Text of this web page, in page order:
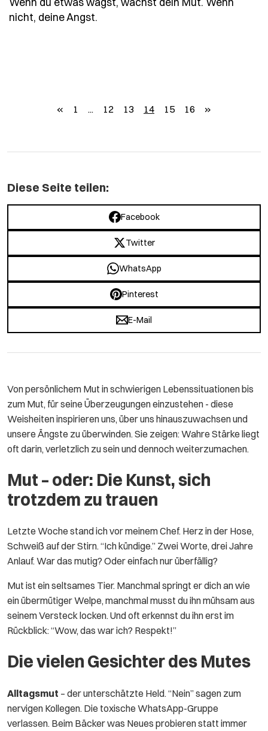
nicht, deine Angst.
« zurück
1 ... 12 13 14 15 16 »
Diese Seite teilen:
Facebook
Twitter
WhatsApp
Pinterest
E-Mail
Von persönlichem Mut in schwierigen Lebenssituationen bis
zum Mut, für seine Überzeugungen einzustehen - diese
Weisheiten inspirieren uns, über uns hinauszuwachsen und
unsere Ängste zu überwinden. Sie zeigen: Wahre Stärke liegt
oft darin, verletzlich zu sein und dennoch weiterzumachen.
Mut – oder: Die Kunst, sich
trotzdem zu trauen
Letzte Woche stand ich vor meinem Chef. Herz in der Hose,
Schweiß auf der Stirn. “Ich kündige.” Zwei Worte, drei Jahre
Anlauf. War das mutig? Oder einfach nur überfällig?
Mut ist ein seltsames Tier. Manchmal springt er dich an wie
ein übermütiger Welpe, manchmal musst du ihn mühsam aus
seinem Versteck locken. Und oft erkennst du ihn erst im
Rückblick: “Wow, das war ich? Respekt!”
Die vielen Gesichter des Mutes
Alltagsmut – der unterschätzte Held. “Nein” sagen zum
nervigen Kollegen. Die toxische WhatsApp-Gruppe
verlassen. Beim Bäcker was Neues probieren statt immer